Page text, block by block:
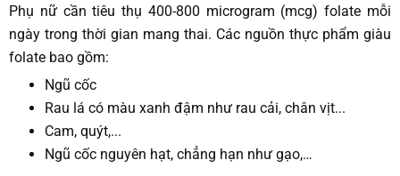
Phụ nữ cần tiêu thụ 400-800 microgram (mcg) folate mỗi
ngày trong thời gian mang thai. Các nguồn thực phẩm giàu
folate bao gồm:
Ngũ cốc
Rau lá có màu xanh đậm như rau cải, chân vịt...
Cam, quýt,...
Ngũ cốc nguyên hạt, chẳng hạn như gạo,…